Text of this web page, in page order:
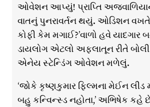
ઓવેશન આપ્યું! પ્રાપ્તિ
વાતનું પુનરાવર્તન થયું. ઓડિશન વખતે
કોફી કેમ મગાઈ?’વાળો હવે યાદગાર
ડાયલોગ એટલો અફ્લાતૂન રીતે બોલી
એનેય સ્ટેન્ડિંગ ઓવેશન મળેલું.
‘જોકે કૃષ્ણકુમાર ફ્લ્મિના મેઈન લીડ
બહુ કન્વિન્સ્ડ નહોતા,’ અભિષેક કહે